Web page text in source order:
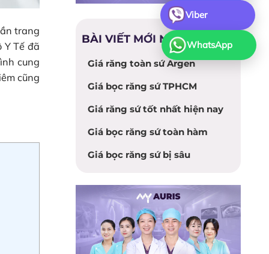
trang
Tế đã
cung
cũng
BÀI VIẾT MỚI NHẤT
Giá răng toàn sứ Argen
Giá bọc răng sứ TPHCM
Giá răng sứ tốt nhất hiện nay
Giá bọc răng sứ toàn hàm
Giá bọc răng sứ bị sâu
Viber
WhatsApp